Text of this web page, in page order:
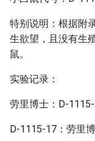
特别说明：根据附
生欲望，且没有生
鼠。
实验记录：
劳里博士：D-
D-1115-17：劳里